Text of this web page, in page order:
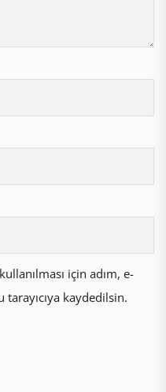
için adım, e-
kaydedilsin.